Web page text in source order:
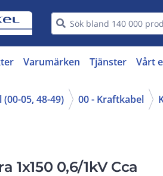
Varumärken Tjänster Vårt
(00-05, 48-49) 00 - Kraftkabel
1x150 0,6/1kV Cca